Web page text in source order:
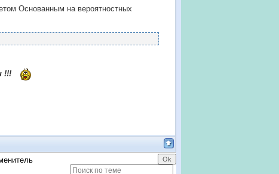
Основанным на вероятностных
!!!